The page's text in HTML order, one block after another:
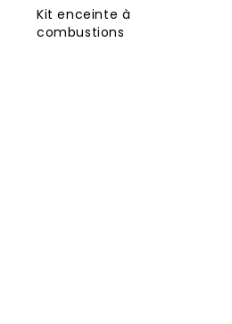
Kit enceinte à
combustions